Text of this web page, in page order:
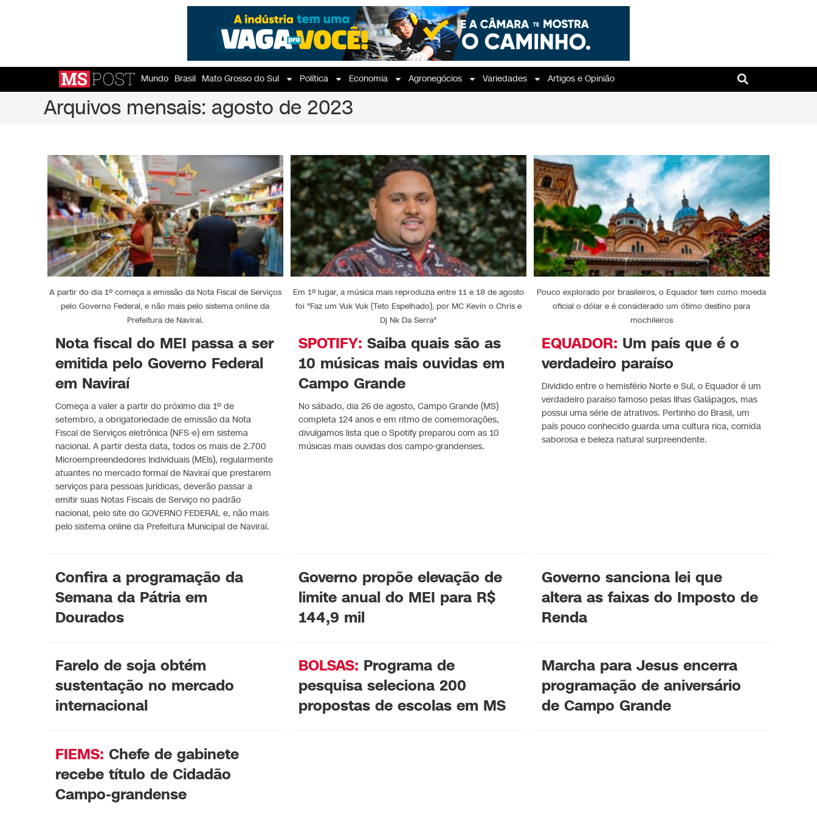
Mundo Brasil Mato Grosso do Sul Política Economia Agronegócios Variedades Artigos e Opinião
Arquivos mensais: agosto de 2023
A partir do dia 1º começa a emissão da Nota Fiscal de Serviços
pelo Governo Federal, e não mais pelo sistema online da
Prefeitura de Naviraí.
Nota fiscal do MEI passa a ser
emitida pelo Governo Federal
em Naviraí
Começa a valer a partir do próximo dia 1º de
setembro, a obrigatoriedade de emissão da Nota
Fiscal de Serviços eletrônica (NFS-e) em sistema
nacional. A partir desta data, todos os mais de 2.700
Microempreendedores Individuais (MEIs), regularmente
atuantes no mercado formal de Naviraí que prestarem
serviços para pessoas jurídicas, deverão passar a
emitir suas Notas Fiscais de Serviço no padrão
nacional, pelo site do GOVERNO FEDERAL e, não mais
pelo sistema online da Prefeitura Municipal de Naviraí.
Em 1º lugar, a música mais reproduzia entre 11 e 18 de agosto
foi "Faz um Vuk Vuk (Teto Espelhado), por MC Kevin o Chris e
Dj Nk Da Serra"
SPOTIFY: Saiba quais são as
10 músicas mais ouvidas em
Campo Grande
No sábado, dia 26 de agosto, Campo Grande (MS)
completa 124 anos e em ritmo de comemorações,
divulgamos lista que o Spotify preparou com as 10
músicas mais ouvidas dos campo-grandenses.
Pouco explorado por brasileiros, o Equador tem como moeda
oficial o dólar e é considerado um ótimo destino para
mochileiros
EQUADOR: Um país que é o
verdadeiro paraíso
Dividido entre o hemisfério Norte e Sul, o Equador é um
verdadeiro paraíso famoso pelas Ilhas Galápagos, mas
possui uma série de atrativos. Pertinho do Brasil, um
país pouco conhecido guarda uma cultura rica, comida
saborosa e beleza natural surpreendente.
Confira a programação da
Semana da Pátria em
Dourados
Governo propõe elevação de
limite anual do MEI para R$
144,9 mil
Governo sanciona lei que
altera as faixas do Imposto de
Renda
Farelo de soja obtém
sustentação no mercado
internacional
BOLSAS: Programa de
pesquisa seleciona 200
propostas de escolas em MS
Marcha para Jesus encerra
programação de aniversário
de Campo Grande
FIEMS: Chefe de gabinete
recebe título de Cidadão
Campo-grandense